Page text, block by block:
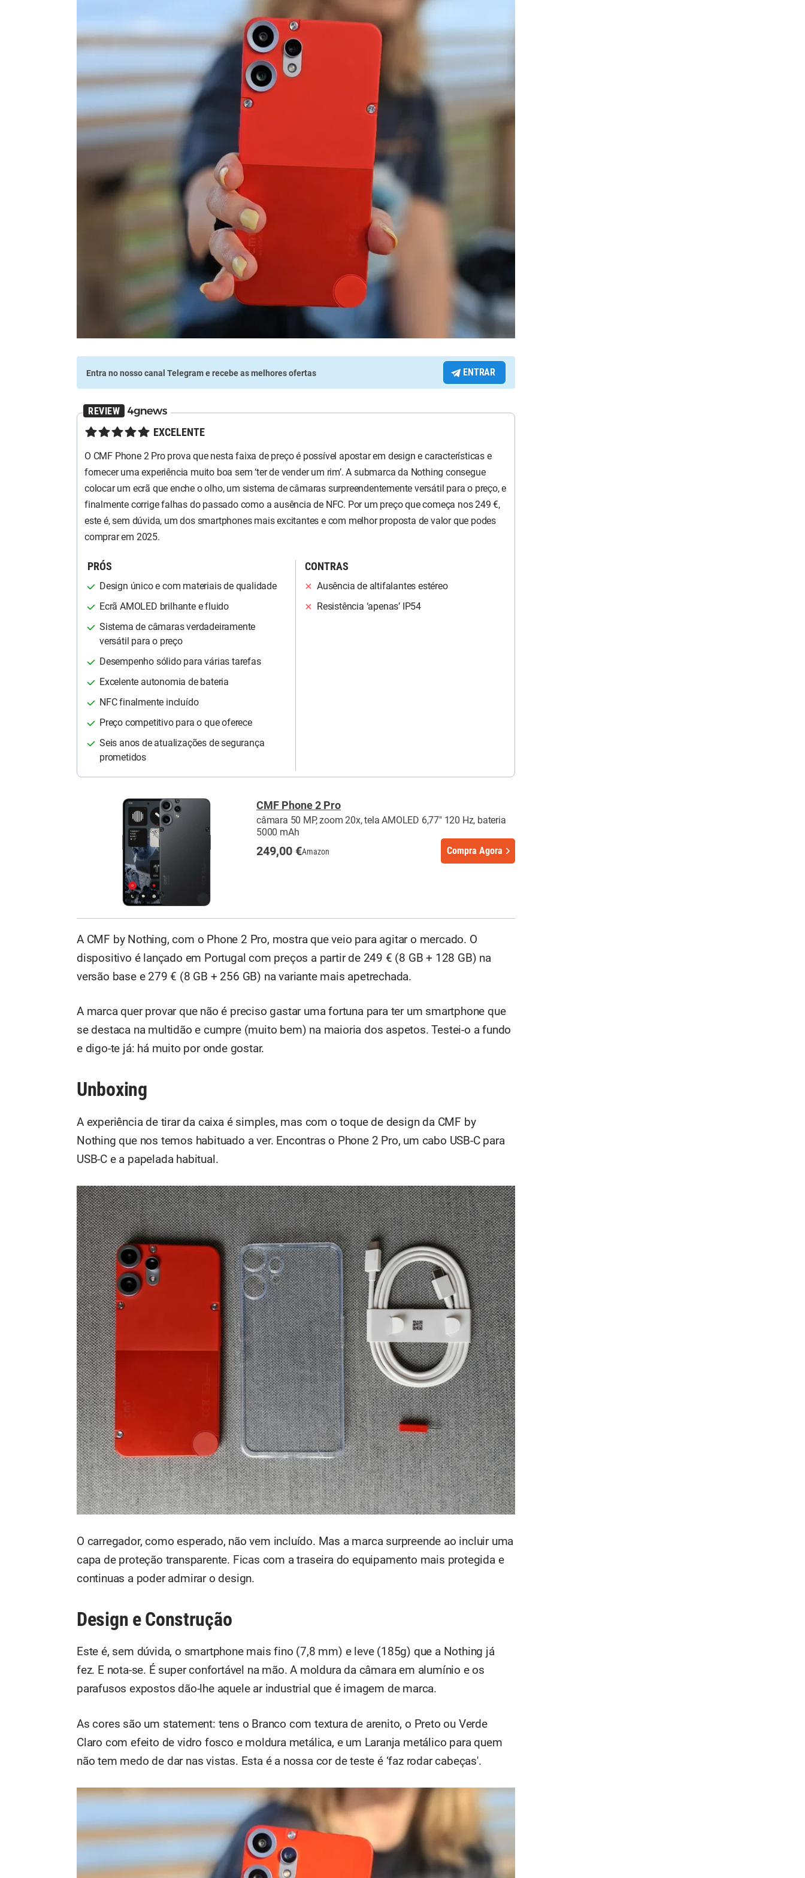
Entra no nosso canal Telegrame recebe as melhores ofertas ENTRAR
★★★★★ EXCELENTE
O CMF Phone 2 Pro prova que nesta faixa de preço é possível apostar em design e características e
fornecer uma experiência muito boa sem ‘ter de vender um rim’. A submarca da Nothing consegue
colocar um ecrã que enche o olho, um sistema de câmaras surpreendentemente versátil para o preço, e
finalmente corrige falhas do passado como a ausência de NFC. Por um preço que começa nos 249 €,
este é, sem dúvida, um dos smartphones mais excitantes e com melhor proposta de valor que podes
comprar em 2025.
PRÓS
Design único e com materiais de qualidade
Ecrã AMOLED brilhante e fluido
Sistema de câmaras verdadeiramente
versátil para o preço
Desempenho sólido para várias tarefas
Excelente autonomia de bateria
NFC finalmente incluído
Preço competitivo para o que oferece
Seis anos de atualizações de segurança
prometidos
CONTRAS
Ausência de altifalantes estéreo
Resistência ‘apenas’ IP54
CMF Phone 2 Pro
câmara 50 MP, zoom 20x, tela AMOLED 6,77" 120 Hz, bateria
5000 mAh
249,00 €Amazon Compra Agora
A CMF by Nothing, com o Phone 2 Pro, mostra que veio para agitar o mercado. O
dispositivo é lançado em Portugal com preços a partir de 249 € (8 GB + 128 GB) na
versão base e 279 € (8 GB + 256 GB) na variante mais apetrechada.
A marca quer provar que não é preciso gastar uma fortuna para ter um smartphone que
se destaca na multidão e cumpre (muito bem) na maioria dos aspetos. Testei-o a fundo
e digo-te já: há muito por onde gostar.
Unboxing
A experiência de tirar da caixa é simples, mas com o toque de design da CMF by
Nothing que nos temos habituado a ver. Encontras o Phone 2 Pro, um cabo USB-C para
USB-C e a papelada habitual.
O carregador, como esperado, não vem incluído. Mas a marca surpreende ao incluir uma
capa de proteção transparente. Ficas com a traseira do equipamento mais protegida e
continuas a poder admirar o design.
Design e Construção
Este é, sem dúvida, o smartphone mais fino (7,8 mm) e leve (185g) que a Nothing já
fez. E nota-se. É super confortável na mão. A moldura da câmara em alumínio e os
parafusos expostos dão-lhe aquele ar industrial que é imagem de marca.
As cores são um statement: tens o Branco com textura de arenito, o Preto ou Verde
Claro com efeito de vidro fosco e moldura metálica, e um Laranja metálico para quem
não tem medo de dar nas vistas. Esta é a nossa cor de teste é ‘faz rodar cabeças'.